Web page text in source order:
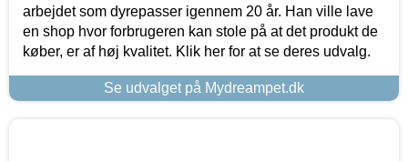
arbejdet som dyrepasser igennem 20 år. Han ville lave
en shop hvor forbrugeren kan stole på at det produkt de
køber, er af høj kvalitet. Klik her for at se deres udvalg.
Se udvalget på Mydreampet.dk